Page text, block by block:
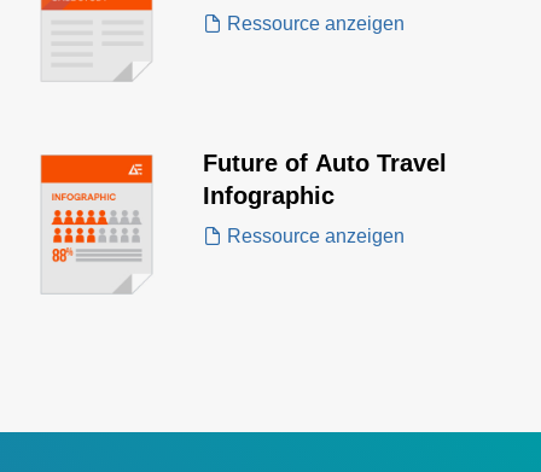
Ressource anzeigen
Future of Auto Travel
Infographic
Ressource anzeigen